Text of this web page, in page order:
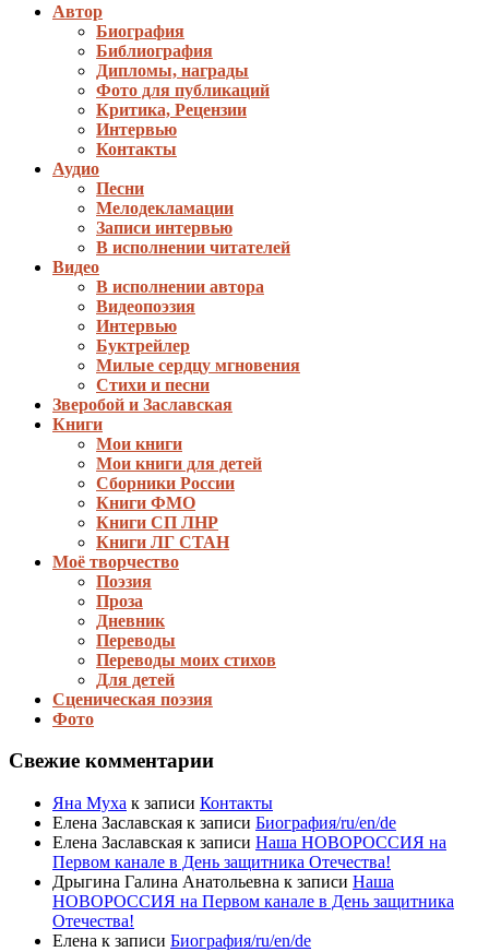
Автор
Биография
Библиография
Дипломы, награды
Фото для публикаций
Критика, Рецензии
Интервью
Контакты
Аудио
Песни
Мелодекламации
Записи интервью
В исполнении читателей
Видео
В исполнении автора
Видеопоэзия
Интервью
Буктрейлер
Милые сердцу мгновения
Стихи и песни
Зверобой и Заславская
Книги
Мои книги
Мои книги для детей
Сборники России
Книги ФМО
Книги СП ЛНР
Книги ЛГ СТАН
Моё творчество
Поэзия
Проза
Дневник
Переводы
Переводы моих стихов
Для детей
Сценическая поэзия
Фото
Свежие комментарии
Яна Муха к записи Контакты
Елена Заславская к записи Биография/ru/en/de
Елена Заславская к записи Наша НОВОРОССИЯ на
Первом канале в День защитника Отечества!
Дрыгина Галина Анатольевна к записи Наша
НОВОРОССИЯ на Первом канале в День защитника
Отечества!
Елена к записи Биография/ru/en/de